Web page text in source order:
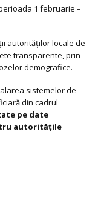
1 februarie –
autorităților locale de
transparente, prin
demografice.
sistemelor de
din cadrul
pe date
autoritățile